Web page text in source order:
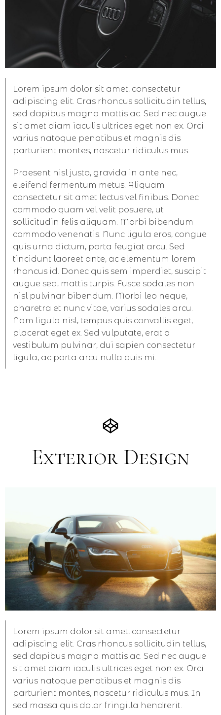
Lorem ipsum dolor sit amet, consectetur
adipiscing elit. Cras rhoncus sollicitudin tellus,
sed dapibus magna mattis ac. Sed nec augue
sit amet diam iaculis ultrices eget non ex. Orci
varius natoque penatibus et magnis dis
parturient montes, nascetur ridiculus mus.
Praesent nisl justo, gravida in ante nec,
eleifend fermentum metus. Aliquam
consectetur sit amet lectus vel finibus. Donec
commodo quam vel velit posuere, ut
sollicitudin felis aliquam. Morbi bibendum
commodo venenatis. Nunc ligula eros, congue
quis urna dictum, porta feugiat arcu. Sed
tincidunt laoreet ante, ac elementum lorem
rhoncus id. Donec quis sem imperdiet, suscipit
augue sed, mattis turpis. Fusce sodales non
nisl pulvinar bibendum. Morbi leo neque,
pharetra et nunc vitae, varius sodales arcu.
Nam ligula nisl, tempus quis convallis eget,
placerat eget ex. Sed vulputate, erat a
vestibulum pulvinar, dui sapien consectetur
ligula, ac porta arcu nulla quis mi.
Exterior Design
Lorem ipsum dolor sit amet, consectetur
adipiscing elit. Cras rhoncus sollicitudin tellus,
sed dapibus magna mattis ac. Sed nec augue
sit amet diam iaculis ultrices eget non ex. Orci
varius natoque penatibus et magnis dis
parturient montes, nascetur ridiculus mus. In
sed massa quis dolor fringilla hendrerit.